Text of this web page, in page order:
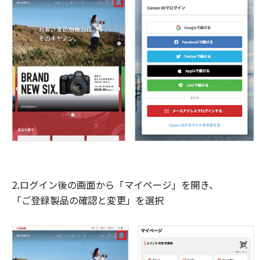
2.ログイン後の画面から「マイページ」を開き、
「ご登録製品の確認と変更」を選択